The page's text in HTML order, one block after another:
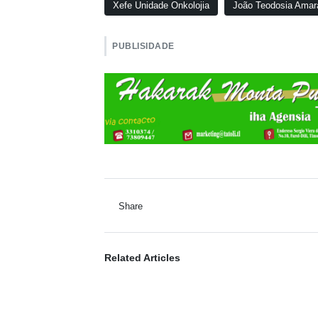
Xefe Unidade Onkolojia João Teodosia
PUBLISIDADE
Share
Related Articles